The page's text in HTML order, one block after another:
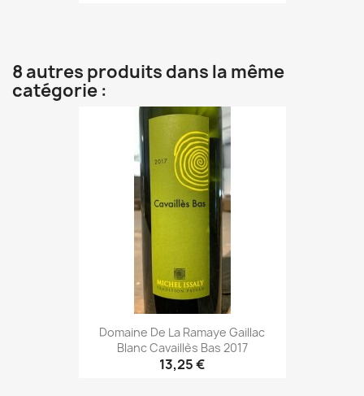
8 autres produits dans la même
catégorie :
Domaine De La Ramaye Gaillac
Blanc Cavaillès Bas 2017
13,25 €